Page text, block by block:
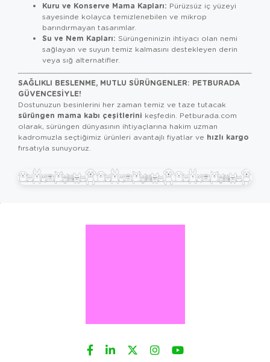
Kuru ve Konserve Mama Kapları: Pürüzsüz iç yüzeyi
sayesinde kolayca temizlenebilen ve mikrop
barındırmayan tasarımlar.
Su ve Nem Kapları: Sürüngeninizin ihtiyacı olan nemi
sağlayan ve suyun temiz kalmasını destekleyen derin
veya sığ alternatifler.
SAĞLIKLI BESLENME, MUTLU SÜRÜNGENLER: PETBURADA
GÜVENCESIYLE!
Dostunuzun besinlerini her zaman temiz ve taze tutacak
sürüngen mama kabı çeşitlerini keşfedin. Petburada.com
olarak, sürüngen dünyasının ihtiyaçlarına hakim uzman
kadromuzla seçtiğimiz ürünleri avantajlı fiyatlar ve hızlı kargo
fırsatıyla sunuyoruz.